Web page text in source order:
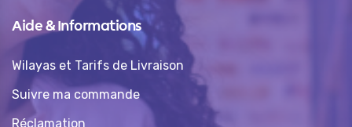
Aide & Informations
Wilayas et Tarifs de Livraison
Suivre ma commande
Réclamation